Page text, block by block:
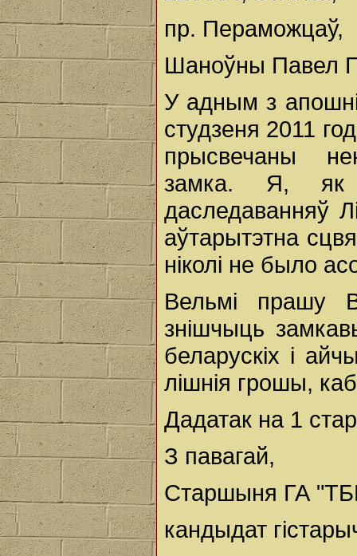
пр. Пераможцаў,
Шаноўны Павел
У адным з
студзеня 2011
прысвечаны
замка. Я, як
даследаванняў
аўтарытэтна
ніколі не было
Вельмі прашу
знішчыць
беларускіх і
лішнія грошы,
Дадатак на 1
З павагай,
Старшыня ГА
кандыдат